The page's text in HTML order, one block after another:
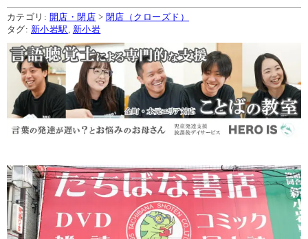
カテゴリ: 開店・閉店 > 閉店（クローズド）
タグ: 新小岩駅 新小岩